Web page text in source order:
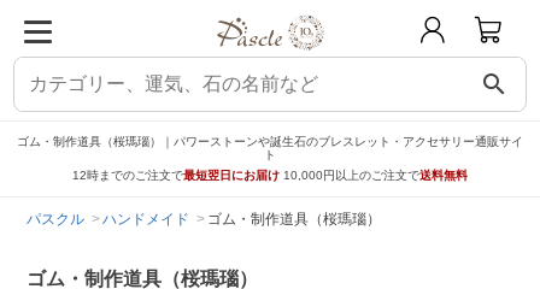
search
ゴム・制作道具（桜瑪瑙）｜パワーストーンや誕生石のブレスレット・アクセサリー通販サイ
ト
12時までのご注文で最短翌日にお届け 10,000円以上のご注文で送料無料
パスクル ハンドメイド ゴム・制作道具（桜瑪瑙）
ゴム・制作道具（桜瑪瑙）